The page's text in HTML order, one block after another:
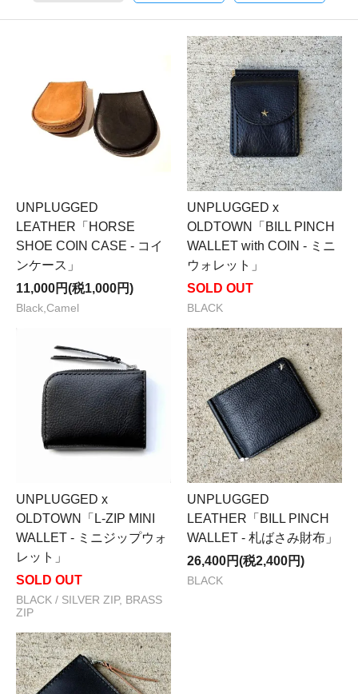
UNPLUGGED
LEATHER「HORSE
SHOE COIN CASE - コイ
ンケース」
11,000円(税1,000円)
Black,Camel
UNPLUGGED x
OLDTOWN「BILL PINCH
WALLET with COIN - ミニ
ウォレット」
SOLD OUT
BLACK
UNPLUGGED x
OLDTOWN「L-ZIP MINI
WALLET - ミニジップウォ
レット」
SOLD OUT
BLACK / SILVER ZIP, BRASS
ZIP
UNPLUGGED
LEATHER「BILL PINCH
WALLET - 札ばさみ財布」
26,400円(税2,400円)
BLACK